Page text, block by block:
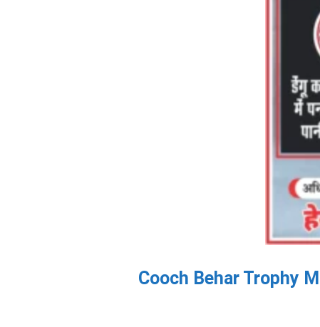
Cooch Behar Trophy